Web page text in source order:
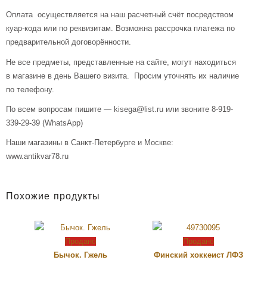
Оплата осуществляется на наш расчетный счёт посредством
куар-кода или по реквизитам. Возможна рассрочка платежа по
предварительной договорённости.
Не все предметы, представленные на сайте, могут находиться
в магазине в день Вашего визита. Просим уточнять их наличие
по телефону.
По всем вопросам пишите — kisega@list.ru или звоните 8-919-
339-29-39 (WhatsApp)
Наши магазины в Санкт-Петербурге и Москве:
www.antikvar78.ru
Похожие продукты
Продано
Бычок. Гжель
Продано
Финский хоккеист ЛФЗ